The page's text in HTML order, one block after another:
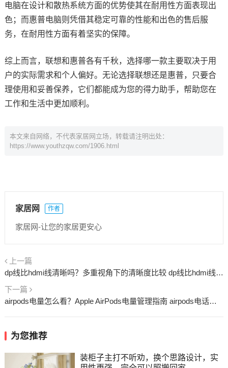
电脑在设计和散热系统方面的优势使其在耐用性方面表现出
色；而惠普电脑则凭借其稳定可靠的性能和出色的售后服
务，在耐用性方面有着坚实的保障。
综上而言，联想和惠普各有千秋，选择哪一款主要取决于用
户的实际需求和个人偏好。无论选择联想还是惠普，只要合
理使用和妥善保养，它们都能成为您的得力助手，帮助您在
工作和生活中更加顺利。
本文来自网络，不代表家居网立场，转载请注明出处：
https://www.youthzqw.com/1906.html
家居网 作者
家居网-让您的家居更安心
上一篇
dp线比hdmi线清晰吗？多重视角下的清晰度比较 dp线比hdmi线fps低
下一篇
airpods电量怎么看？Apple AirPods电量管理指南 airpods电话对方听不到自己的声音
为您推荐
装柜子主打不听劝，换个思路设计，实